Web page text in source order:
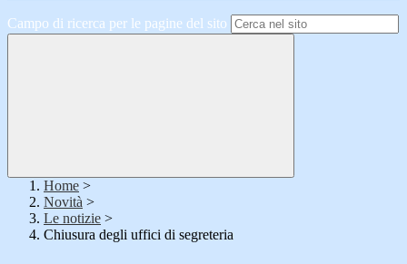
Campo di ricerca per le pagine del sito
Home >
Novità >
Le notizie >
Chiusura degli uffici di segreteria